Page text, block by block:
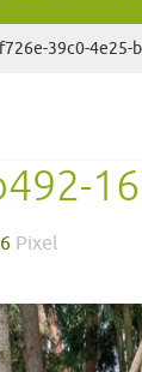
39c0-4e25-
Pixel